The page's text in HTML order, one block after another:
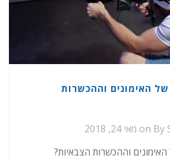
האימונים וההכשרות
By
on מאי 24, 2018
וההכשרות הצבאיות?